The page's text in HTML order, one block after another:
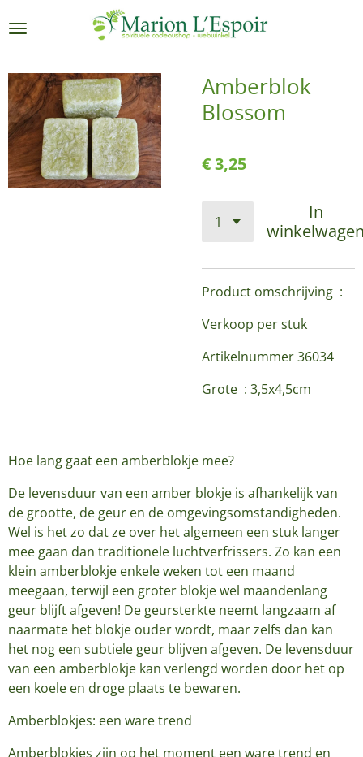
direct
de
hoofdinhoud
Amberblok
Blossom
€ 3,25
In
Product omschrijving :
Verkoop per stuk
Artikelnummer 36034
Grote : 3,5x4,5cm
Hoe lang gaat een amberblokje mee?
De levensduur van een amber blokje is afhankelijk van
de grootte, de geur en de omgevingsomstandigheden.
Wel is het zo dat ze over het algemeen een stuk langer
mee gaan dan traditionele luchtverfrissers. Zo kan een
klein amberblokje enkele weken tot een maand
meegaan, terwijl een groter blokje wel maandenlang
geur blijft afgeven! De geursterkte neemt langzaam af
naarmate het blokje ouder wordt, maar zelfs dan kan
het nog een subtiele geur blijven afgeven. De levensduur
van een amberblokje kan verlengd worden door het op
een koele en droge plaats te bewaren.
Amberblokjes: een ware trend
Amberblokjes zijn op het moment een ware trend en